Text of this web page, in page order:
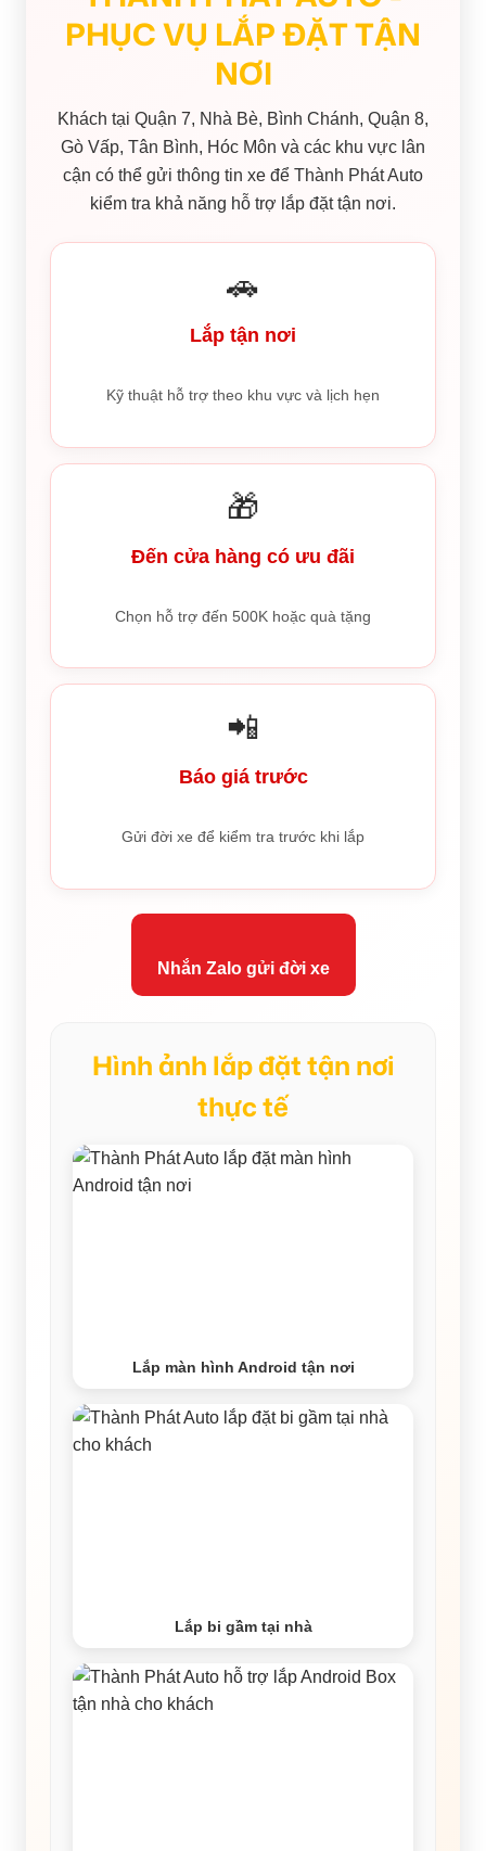
PHỤC VỤ LẮP ĐẶT TẬN
NƠI
Khách tại Quận 7, Nhà Bè, Bình Chánh, Quận 8,
Gò Vấp, Tân Bình, Hóc Môn và các khu vực lân
cận có thể gửi thông tin xe để Thành Phát Auto
kiểm tra khả năng hỗ trợ lắp đặt tận nơi.
🚗
Lắp tận nơi
Kỹ thuật hỗ trợ theo khu vực và lịch hẹn
🎁
Đến cửa hàng có ưu đãi
Chọn hỗ trợ đến 500K hoặc quà tặng
📲
Báo giá trước
Gửi đời xe để kiểm tra trước khi lắp
Nhắn Zalo gửi đời xe
Hình ảnh lắp đặt tận nơi
thực tế
Lắp màn hình Android tận nơi
Lắp bi gầm tại nhà